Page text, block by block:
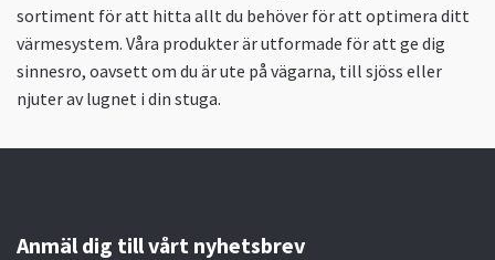
sortiment för att hitta allt du behöver för att optimera ditt
värmesystem. Våra produkter är utformade för att ge dig
sinnesro, oavsett om du är ute på vägarna, till sjöss eller
njuter av lugnet i din stuga.
Anmäl dig till vårt nyhetsbrev